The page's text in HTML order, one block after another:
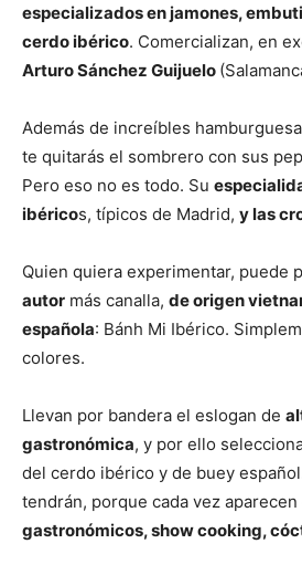
especializados en jamones,
cerdo ibérico. Comercializan, en
Arturo Sánchez Guijuelo
Además de increíbles
te quitarás el sombrero con sus
Pero eso no es todo. Su
ibéricos, típicos de Madrid, y las
Quien quiera experimentar, puede
autor más canalla, de origen
española: Bánh Mi Ibérico.
colores.
Llevan por bandera el eslogan de
gastronómica, y por ello
del cerdo ibérico y de buey
tendrán, porque cada vez aparecen
gastronómicos, show cooking,